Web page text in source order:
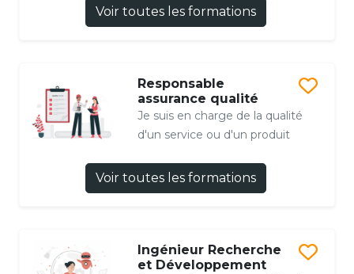
Voir toutes les formations
Responsable
assurance qualité
Je suis en charge de la qualité
d'un service ou d'un produit
Voir toutes les formations
Ingénieur Recherche
et Développement